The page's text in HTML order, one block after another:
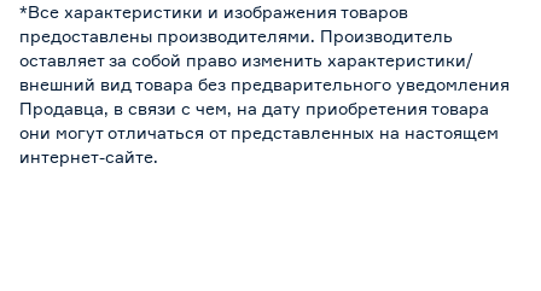
*Все характеристики и изображения товаров
предоставлены производителями. Производитель
оставляет за собой право изменить характеристики/
внешний вид товара без предварительного уведомления
Продавца, в связи с чем, на дату приобретения товара
они могут отличаться от представленных на настоящем
интернет-сайте.